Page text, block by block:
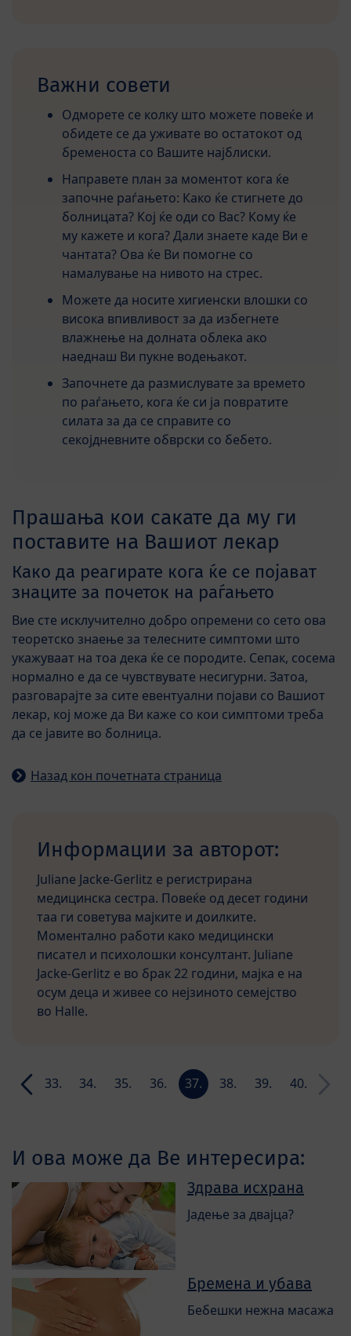
Важни совети
Одморете се колку што можете повеќе и
обидете се да уживате во остатокот од
бременоста со Вашите најблиски.
Направете план за моментот кога ќе
започне раѓањето: Како ќе стигнете до
болницата? Кој ќе оди со Вас? Кому ќе
му кажете и кога? Дали знаете каде Ви е
чантата? Ова ќе Ви помогне со
намалување на нивото на стрес.
Можете да носите хигиенски влошки со
висока впивливост за да избегнете
влажнење на долната облека ако
наеднаш Ви пукне водењакот.
Започнете да размислувате за времето
по раѓањето, кога ќе си ја повратите
силата за да се справите со
секојдневните обврски со бебето.
Прашања кои сакате да му ги
поставите на Вашиот лекар
Како да реагирате кога ќе се појават
знаците за почеток на раѓањето
Вие сте исклучително добро опремени со сето ова
теоретско знаење за телесните симптоми што
укажуваат на тоа дека ќе се породите. Сепак, сосема
нормално е да се чувствувате несигурни. Затоа,
разговарајте за сите евентуални појави со Вашиот
лекар, кој може да Ви каже со кои симптоми треба
да се јавите во болница.
Назад кон почетната страница
Информации за авторот:
Juliane Jacke-Gerlitz е регистрирана
медицинска сестра. Повеќе од десет години
таа ги советува мајките и доилките.
Моментално работи како медицински
писател и психолошки консултант. Juliane
Jacke-Gerlitz е во брак 22 години, мајка е на
осум деца и живее со нејзиното семејство
во Halle.
32.
33.
34.
35.
36.
37.
38.
39.
40.
И ова може да Ве интересира:
Здрава исхрана
Јадење за двајца?
Бремена и убава
Бебешки нежна масажа